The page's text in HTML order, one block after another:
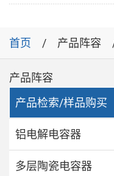
首页 产品阵容
产品阵容
产品检索/样品购买
铝电解电容器
多层陶瓷电容器